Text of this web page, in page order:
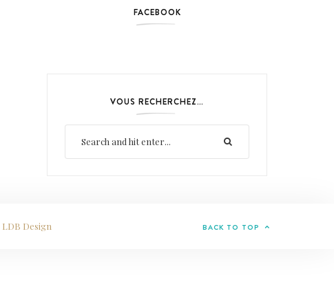
FACEBOOK
VOUS RECHERCHEZ…
LDB Design BACK TO TOP